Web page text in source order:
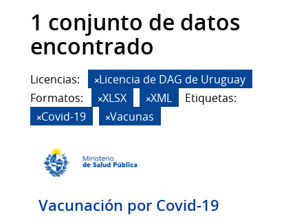
1 conjunto de datos
encontrado
Licencias:
Licencia de DAG de Uruguay
Formatos:
XLSX XML
Etiquetas:
Covid-19
Vacunas
Vacunación por Covid-19